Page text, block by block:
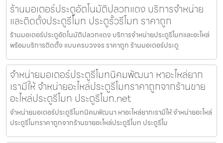
ร้านมอเตอร์ประตูอัตโนมัติปลวกแดง บริการจำหน่าย
และติดตั้งประตูรีโมท ประตูรั้วรีโมท ราคาถูก
ร้านมอเตอร์ประตูอัตโนมัติปลวกแดง บริการจำหน่ายประตูรีโมทและอะไหล่
พร้อมบริการติดตั้ง แบบครบวงจร ราคาถูก ร้านมอเตอร์ประตู
จำหน่ายมอเตอร์ประตูรีโมทนิคมพัฒนา หาอะไหล่ยาก
เรามีให้ จำหน่ายอะไหล่ประตูรีโมทราคาถูกจากร้านขาย
อะไหล่ประตูรีโมท ประตูรีโมท.net
จำหน่ายมอเตอร์ประตูรีโมทนิคมพัฒนา หาอะไหล่ยากเรามีให้ จำหน่ายอะไหล่
ประตูรีโมทราคาถูกจากร้านขายอะไหล่ประตูรีโมท ประตูรีโม